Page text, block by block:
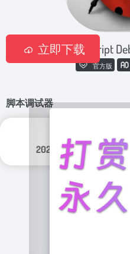
Script
官方版
脚本调试器
2024年 5月 7日
立即下载